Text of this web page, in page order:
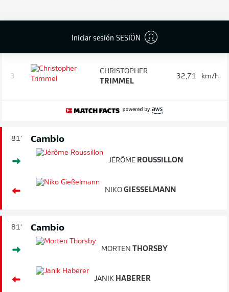
Iniciar sesión SESIÓN
3.
CHRISTOPHER
TRIMMEL
32,71 km/h
81' Cambio
JÉRÔME ROUSSILLON
NIKO GIESSELMANN
81' Cambio
MORTEN THORSBY
JANIK HABERER